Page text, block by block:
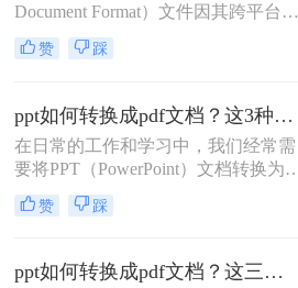
Document Format）文件因其跨平台兼
容性、格式稳定性及安全性而受到广
泛应用。然而，在某些情况下，我们
PPT（PowerPoint）文档，以便进行更
灵活的演示或编辑。尽管PDF到PPT
的转换可能不是一键式的直接过程，
但通过一些方法和工具，我们可以有
效地实现这一目标。本文将为您详细
介绍pdf如何转换成ppt文档，并提供
赞 踩
ppt如何转换成pdf文档？这3种方法，任你选择！
在日常的工作和学习中，我们经常需
要将PPT（PowerPoint）文档转换为
PDF格式，以便于分享、打印或确保
内容在不同设备上保持一致的展示效
不易被篡改等优点，因此成为了许多
场合下的首选格式。本文将详细介绍
赞 踩
ppt如何转换成pdf文档？这三种实用方法分享给你！